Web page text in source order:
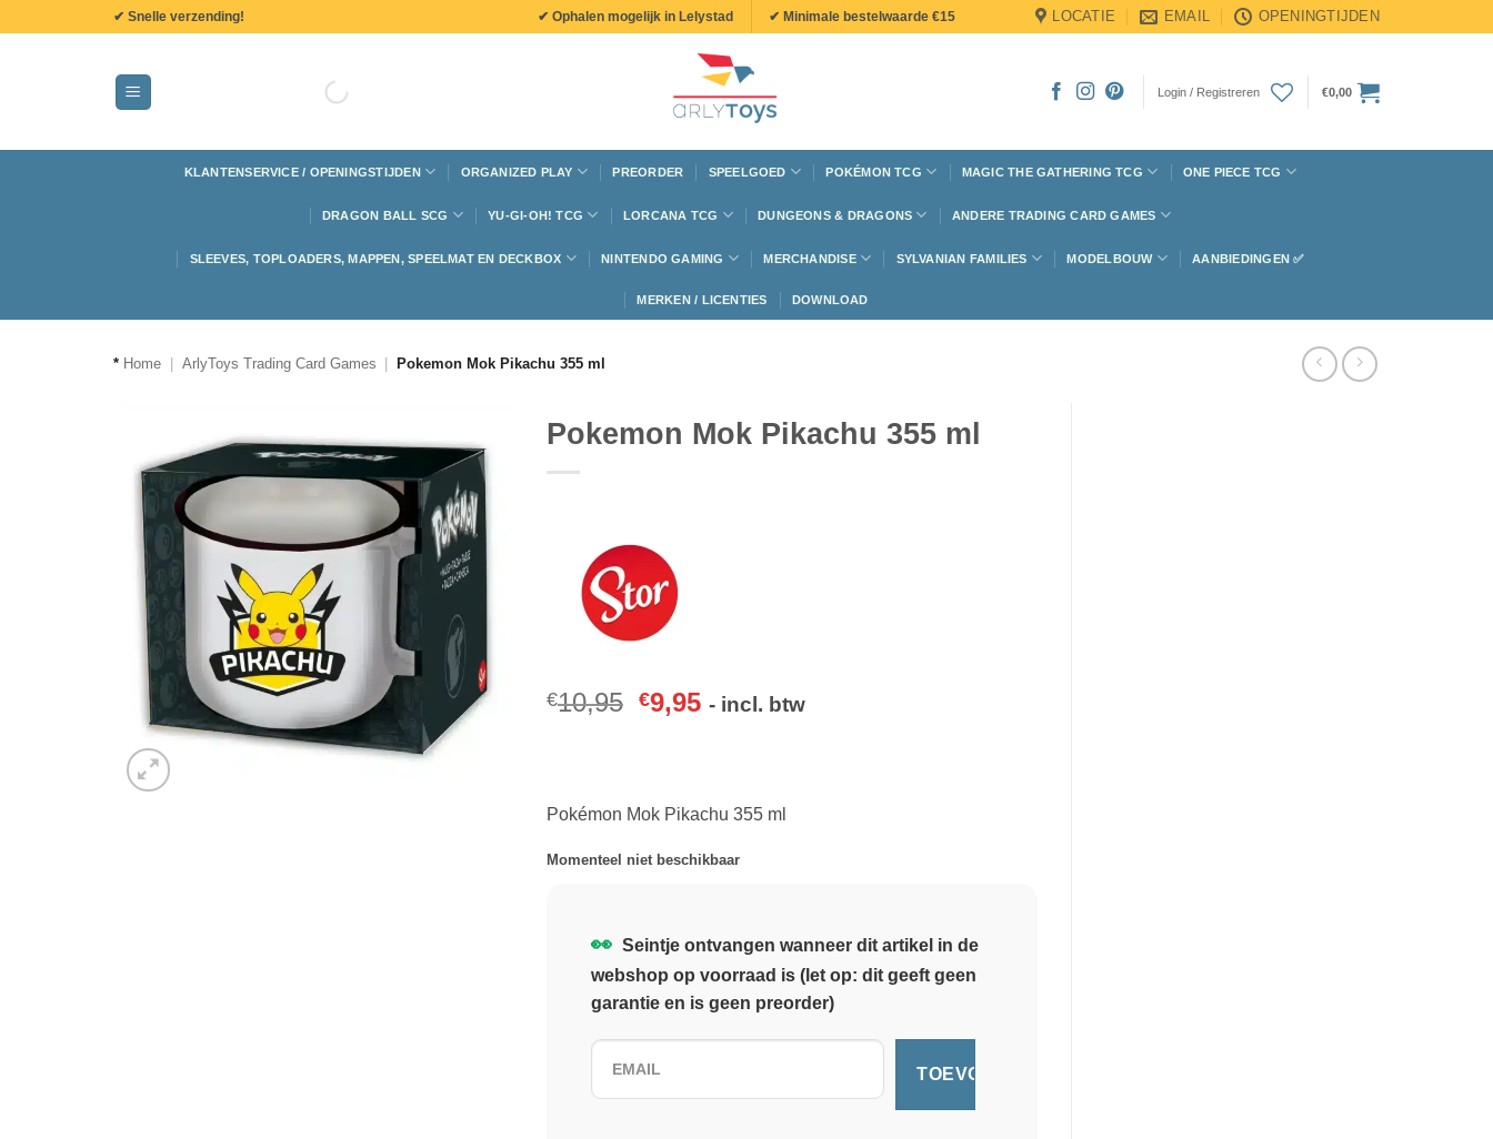
✔ Snelle verzending! ✔ Ophalen mogelijk in Lelystad ✔ Minimale bestelwaarde €15 LOCATIE EMAIL OPENINGTIJDEN
Login / Registreren €0,00
KLANTENSERVICE / OPENINGSTIJDEN ORGANIZED PLAY PREORDER SPEELGOED POKÉMON TCG MAGIC THE GATHERING TCG ONE PIECE TCG
DRAGON BALL SCG YU-GI-OH! TCG LORCANA TCG DUNGEONS & DRAGONS ANDERE TRADING CARD GAMES
SLEEVES, TOPLOADERS, MAPPEN, SPEELMAT EN DECKBOX NINTENDO GAMING MERCHANDISE SYLVANIAN FAMILIES MODELBOUW AANBIEDINGEN ✅
MERKEN / LICENTIES DOWNLOAD
* Home ArlyToys Trading Card Games Pokemon Mok Pikachu 355 ml
Pokemon Mok Pikachu 355 ml
€10,95 €9,95 - incl. btw
Pokémon Mok Pikachu 355 ml
Momenteel niet beschikbaar
👀 Seintje ontvangen wanneer dit artikel in de
webshop op voorraad is (let op: dit geeft geen
garantie en is geen preorder)